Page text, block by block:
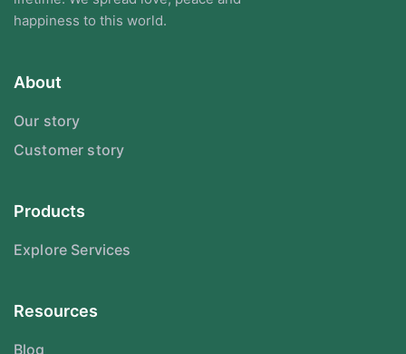
happiness to this world.
About
Our story
Customer story
Products
Explore Services
Resources
Blog